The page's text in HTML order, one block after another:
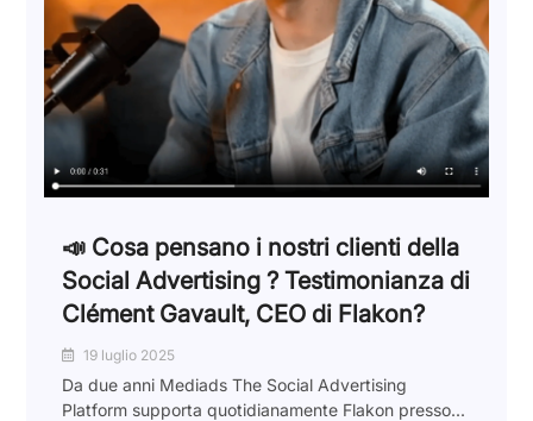
📣 Cosa pensano i nostri clienti della
Social Advertising ? Testimonianza di
Clément Gavault, CEO di Flakon?
19 luglio 2025
Da due anni Mediads The Social Advertising
Platform supporta quotidianamente Flakon presso...